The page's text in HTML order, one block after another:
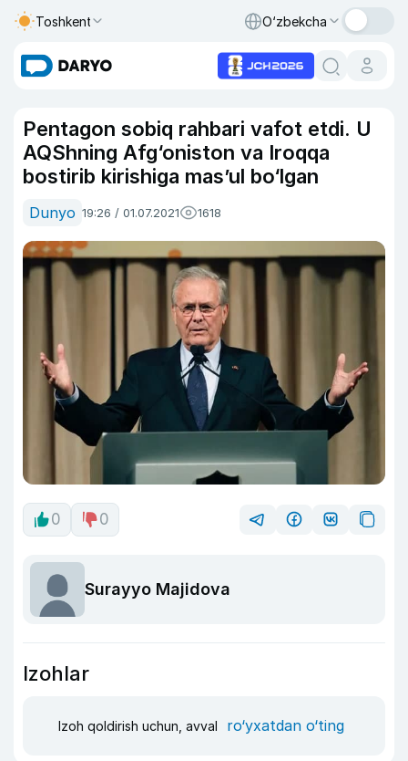
Toshkent O‘zbekcha
Pentagon sobiq rahbari vafot etdi. U
AQShning Afg‘oniston va Iroqqa
bostirib kirishiga mas’ul bo‘lgan
Dunyo 19:26 / 01.07.2021 1618
0 0
Surayyo Majidova
Izohlar
Izoh qoldirish uchun, avval ro‘yxatdan o‘ting